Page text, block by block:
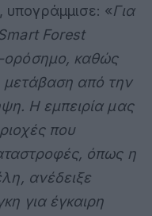
, υπογράμμισε: «Για
Forest
ορόσημο, καθώς
μετάβαση από την
Η εμπειρία μας
που
όπως η
ανέδειξε
για έγκαιρη